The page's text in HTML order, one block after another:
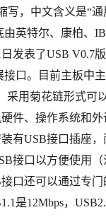
，中文含义是“
由英特尔、康柏、
发表了USB
口。目前主板中
采用菊花链形式可
件、操作系统和
有USB接口插座
接口以方便使用
口还可以通过专
是12Mbps，